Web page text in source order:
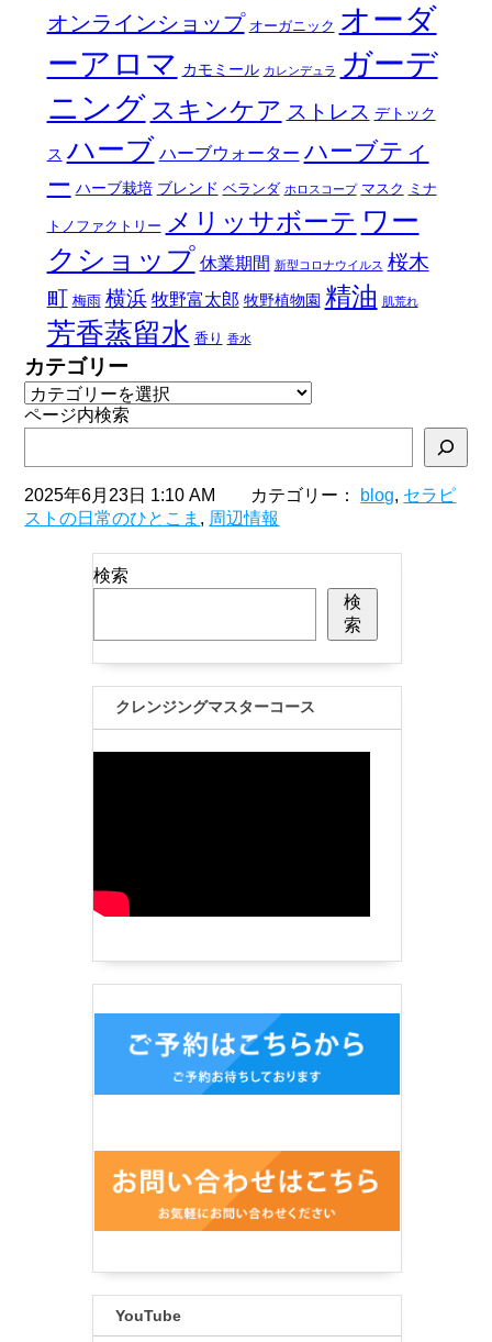
オンラインショップ オーガニック オーダ
ーアロマ カモミール カレンデュラ
ガーデ
ニング スキンケア ストレス デトック
ス ハーブ ハーブウォーター ハーブティ
ー ハーブ栽培 ブレンド ベランダ ホロスコープ マスク ミナ
トノファクトリー メリッサボーテ ワー
クショップ 休業期間 新型コロナウイルス 桜木
町 梅雨 横浜 牧野富太郎 牧野植物園 精油 肌荒れ
芳香蒸留水 香り 香水
カテゴリー
ページ内検索
2025年6月23日 1:10 AM カテゴリー： blog, セラピ
ストの日常のひとこま , 周辺情報
検索
検
索
クレンジングマスターコース
YouTube